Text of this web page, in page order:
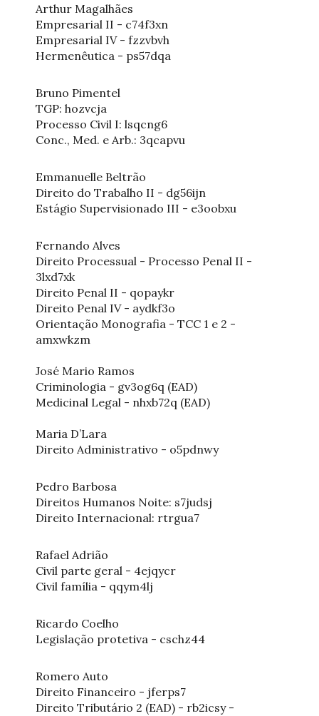
Arthur Magalhães
Empresarial II - c74f3xn
Empresarial IV - fzzvbvh
Hermenêutica - ps57dqa
Bruno Pimentel
TGP: hozvcja
Processo Civil I: lsqcng6
Conc., Med. e Arb.: 3qcapvu
Emmanuelle Beltrão
Direito do Trabalho II - dg56ijn
Estágio Supervisionado III - e3oobxu
Fernando Alves
Direito Processual - Processo Penal II -
3lxd7xk
Direito Penal II - qopaykr
Direito Penal IV - aydkf3o
Orientação Monografia - TCC 1 e 2 -
amxwkzm
José Mario Ramos
Criminologia - gv3og6q (EAD)
Medicinal Legal - nhxb72q (EAD)
Maria D’Lara
Direito Administrativo - o5pdnwy
Pedro Barbosa
Direitos Humanos Noite: s7judsj
Direito Internacional: rtrgua7
Rafael Adrião
Civil parte geral - 4ejqycr
Civil família - qqym4lj
Ricardo Coelho
Legislação protetiva - cschz44
Romero Auto
Direito Financeiro - jferps7
Direito Tributário 2 (EAD) - rb2icsy -